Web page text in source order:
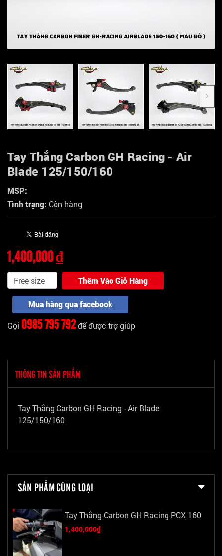
Tay Thắng Carbon GH Racing - Air
Blade 125/150/160
MSP:
Tình trạng: Còn hàng
1,400,000 ₫
Thêm Vào Giỏ Hàng
Mua hàng qua facebook
Gọi 0985 795 792để được trợ giúp
THÔNG TIN SẢN PHẨM
Tay Thắng Carbon GH Racing - Air Blade
125/150/160
SẢN PHẨM CÙNG LOẠI
Tay Thắng Carbon GH Racing PCX 160
1,400,000₫